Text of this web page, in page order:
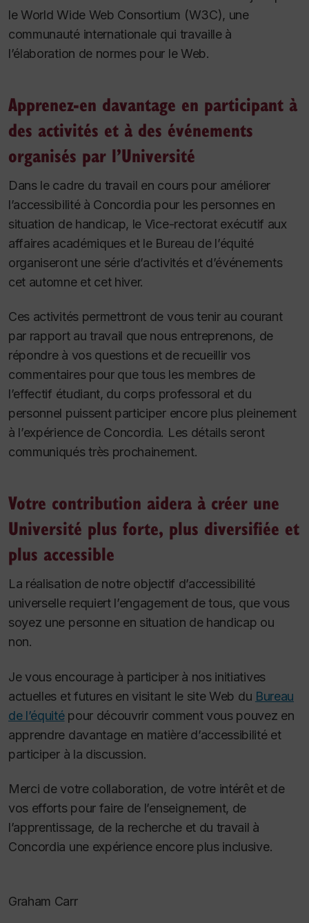
le World Wide Web Consortium (W3C), une
communauté internationale qui travaille à
l’élaboration de normes pour le Web.
Apprenez-en davantage en participant à
des activités et à des événements
organisés par l’Université
Dans le cadre du travail en cours pour améliorer
l’accessibilité à Concordia pour les personnes en
situation de handicap, le Vice-rectorat exécutif aux
affaires académiques et le Bureau de l’équité
organiseront une série d’activités et d’événements
cet automne et cet hiver.
Ces activités permettront de vous tenir au courant
par rapport au travail que nous entreprenons, de
répondre à vos questions et de recueillir vos
commentaires pour que tous les membres de
l’effectif étudiant, du corps professoral et du
personnel puissent participer encore plus pleinement
à l’expérience de Concordia. Les détails seront
communiqués très prochainement.
Votre contribution aidera à créer une
Université plus forte, plus diversifiée et
plus accessible
La réalisation de notre objectif d’accessibilité
universelle requiert l’engagement de tous, que vous
soyez une personne en situation de handicap ou
non.
Je vous encourage à participer à nos initiatives
actuelles et futures en visitant le site Web du Bureau
de l’équitépour découvrir comment vous pouvez en
apprendre davantage en matière d’accessibilité et
participer à la discussion.
Merci de votre collaboration, de votre intérêt et de
vos efforts pour faire de l’enseignement, de
l’apprentissage, de la recherche et du travail à
Concordia une expérience encore plus inclusive.
Graham Carr